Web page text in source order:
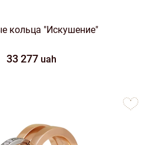
кольца "Искушение"
33 277 uah
favorites